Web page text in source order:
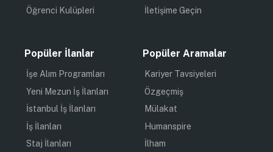
Öğrenci Kulüpleri
İletişime Geçin
Popüler İlanlar
İşe Alım Programları
Yeni Mezun İş İlanları
İstanbul İş İlanları
İş İlanları
Staj İlanları
Popüler Aramalar
Kariyer Tavsiyeleri
Özgeçmiş
Mülakat
Humanspire
İlham